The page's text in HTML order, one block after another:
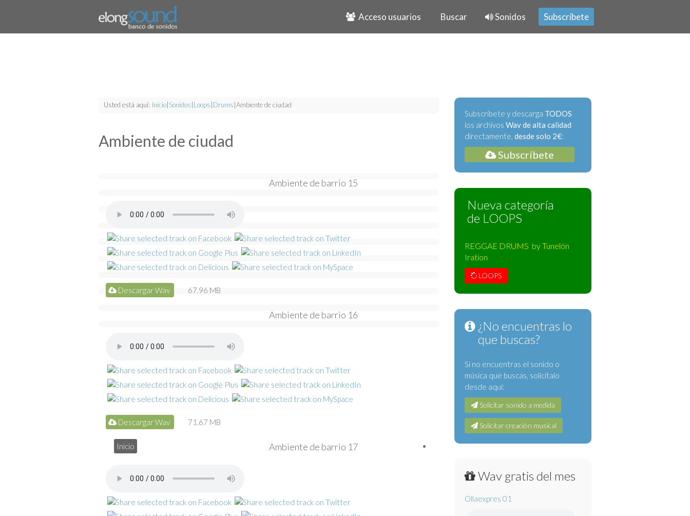
Acceso usuarios Buscar Sonidos Subscríbete
Usted está aquí: Inicio Sonidos Loops Drums Ambiente de ciudad
Ambiente de ciudad
Ambiente de barrio 15
Descargar Wav 67.96 MB
Ambiente de barrio 16
Descargar Wav 71.67 MB
Ambiente de barrio 17
Inicio
Subscríbete y descarga TODOS
los archivos Wav de alta calidad
directamente, desde solo 2€:
Subscríbete
Nueva categoría
de LOOPS
REGGAE DRUMS by Tunelón
Iration
LOOPS
¿No encuentras lo
que buscas?
Si no encuentras el sonido o
música que buscas, solicítalo
desde aquí:
Solicitar sonido a medida
Solicitar creación musical
Wav gratis del mes
Ollaexpres 01